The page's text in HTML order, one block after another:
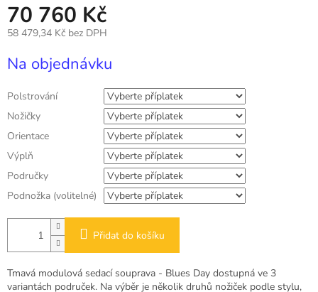
70 760 Kč
58 479,34 Kč bez DPH
cena:
Na objednávku
Polstrování
Nožičky
Orientace
Výplň
Područky
Podnožka (volitelné)
Přidat do košíku
Tmavá modulová sedací souprava - Blues Day dostupná ve 3
variantách područek. Na výběr je několik druhů nožiček podle stylu,